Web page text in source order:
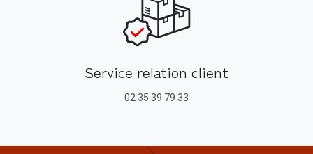
Service relation client
02 35 39 79 33